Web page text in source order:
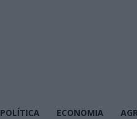
POLÍTICA ECONOMIA